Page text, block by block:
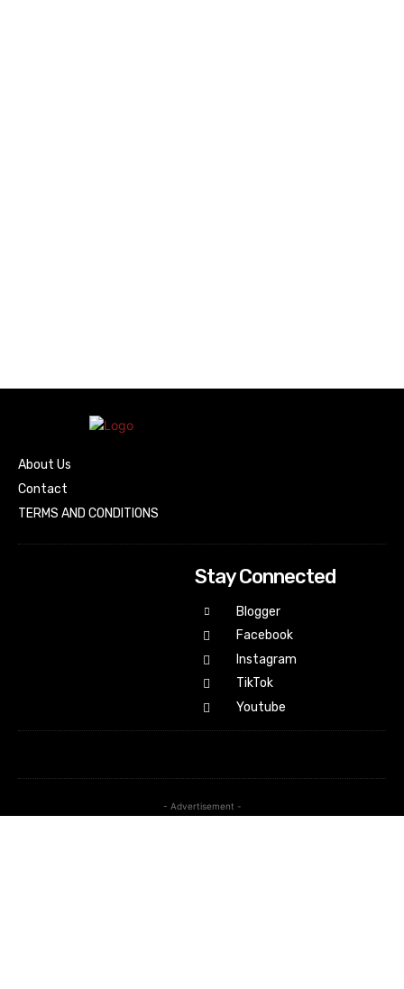
About Us
Contact
TERMS AND CONDITIONS
Stay Connected
Blogger
Facebook
Instagram
TikTok
Youtube
- Advertisement -